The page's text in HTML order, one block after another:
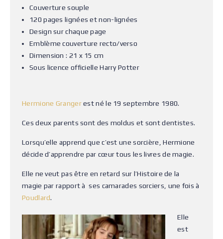
Couverture souple
120 pages lignées et non-lignées
Design sur chaque page
Emblème couverture recto/verso
Dimension : 21 x 15 cm
Sous licence officielle Harry Potter
Hermione Grangerest né le 19 septembre 1980.
Ces deux parents sont des moldus et sont dentistes.
Lorsqu’elle apprend que c’est une sorcière, Hermione
décide d’apprendre par cœur tous les livres de magie.
Elle ne veut pas être en retard sur l’Histoire de la
magie par rapport à ses camarades sorciers, une fois à
Poudlard.
Elle
est